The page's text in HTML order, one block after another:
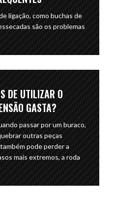
ligação, como buchas de
são os problemas
DE UTILIZAR O
GASTA?
passar por um buraco,
outras peças
pode perder a
mais extremos, a roda